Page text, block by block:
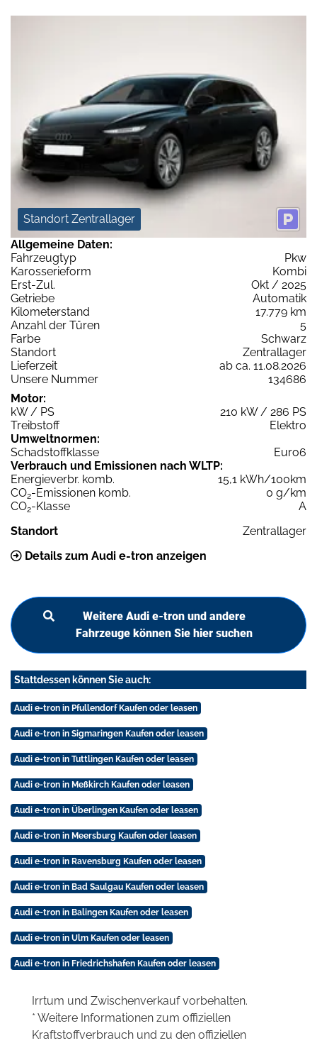
Standort Zentrallager
Allgemeine Daten:
Fahrzeugtyp
Pkw
Karosserieform
Kombi
Erst-Zul.
Okt / 2025
Getriebe
Automatik
Kilometerstand
17.779 km
Anzahl der Türen
5
Farbe
Schwarz
Standort
Zentrallager
Lieferzeit
ab ca. 11.08.2026
Unsere Nummer
134686
Motor:
kW / PS
210 kW / 286 PS
Treibstoff
Elektro
Umweltnormen:
Schadstoffklasse
Euro6
Verbrauch und Emissionen nach WLTP:
Energieverbr. komb.
15,1 kWh/100km
CO2-Emissionen komb.
0 g/km
CO2-Klasse
A
Standort
Zentrallager
Details zum Audi e-tron anzeigen
Weitere Audi e-tron und andere
Fahrzeuge können Sie hier suchen
Stattdessen können Sie auch:
Audi e-tron in Pfullendorf Kaufen oder leasen
Audi e-tron in Sigmaringen Kaufen oder leasen
Audi e-tron in Tuttlingen Kaufen oder leasen
Audi e-tron in Meßkirch Kaufen oder leasen
Audi e-tron in Überlingen Kaufen oder leasen
Audi e-tron in Meersburg Kaufen oder leasen
Audi e-tron in Ravensburg Kaufen oder leasen
Audi e-tron in Bad Saulgau Kaufen oder leasen
Audi e-tron in Balingen Kaufen oder leasen
Audi e-tron in Ulm Kaufen oder leasen
Audi e-tron in Friedrichshafen Kaufen oder leasen
Irrtum und Zwischenverkauf vorbehalten.
* Weitere Informationen zum offiziellen
Kraftstoffverbrauch und zu den offiziellen